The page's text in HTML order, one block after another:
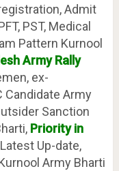
Admit
PST, Medical
Pattern Kurnool
Army Rally
ex-
Candidate Army
Sanction
Priority in
Up-date,
Army Bharti